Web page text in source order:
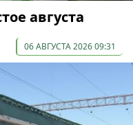
августа
06 АВГУСТА 2026 09:31